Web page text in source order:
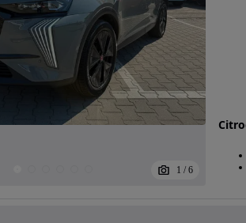
1 / 6